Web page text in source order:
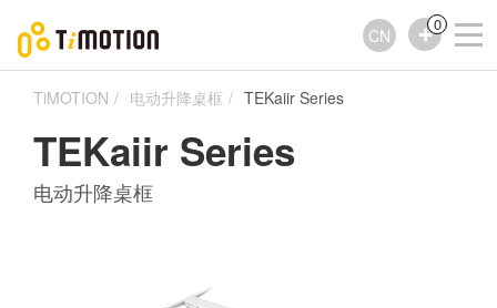
CN
0
TiMOTION 电动升降桌框 TEKaiir Series
TEKaiir Series
电动升降桌框